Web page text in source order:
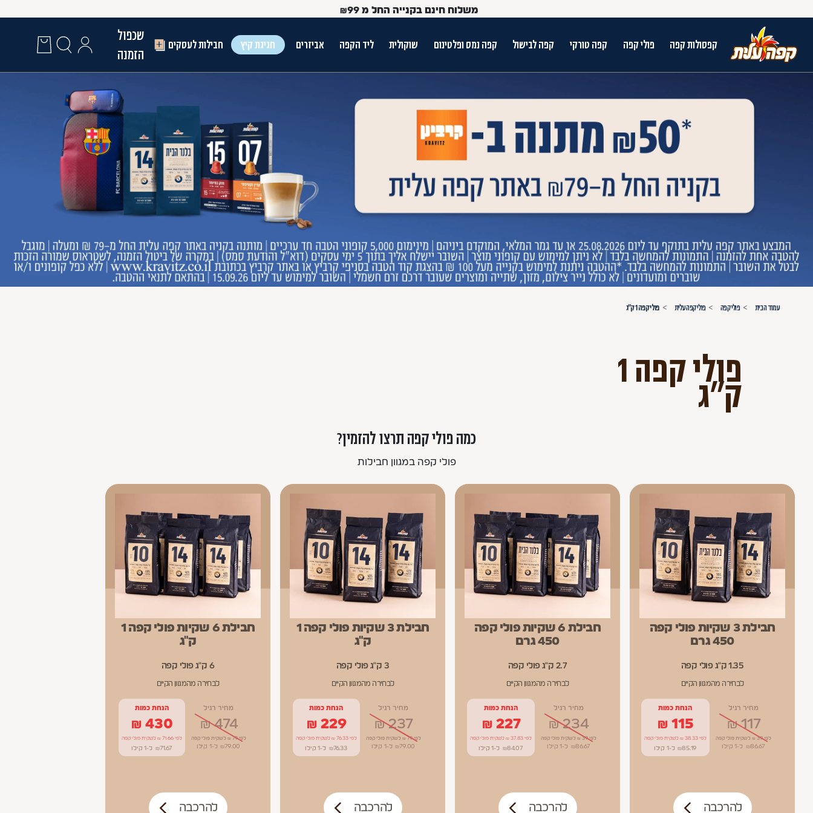
משלוח חינם בקנייה החל מ ₪99
קפסולות קפה פולי קפה קפה טורקי קפה לבישול קפה נמס ופלטינום שוקולית ליד הקפה אביזרים חגיגת קיץ חבילות לעסקים
שכפול
הזמנה
עמוד הבית פולי קפה פולי קפה עלית פולי קפה 1 ק"ג
פולי קפה 1 ק"ג
כמה פולי קפה תרצו להזמין?
פולי קפה במגוון חבילות
חבילת 6 שקיות פולי קפה 1
ק"ג
6 ק"ג פולי קפה
לבחירה מהמגוון הקיים
מחיר רגיל
474
₪
לפי 79 ₪ לשקית פולי קפה
79.00
₪ ל-1 קילו
הנחת כמות
430
₪
לפי 71.66 ₪ לשקית פולי קפה
71.67
₪ ל-1 קילו
להרכבה
חבילת 3 שקיות פולי קפה 1
ק"ג
3 ק"ג פולי קפה
לבחירה מהמגוון הקיים
מחיר רגיל
237
₪
לפי 79 ₪ לשקית פולי קפה
79.00
₪ ל-1 קילו
הנחת כמות
229
₪
לפי 76.33 ₪ לשקית פולי קפה
76.33
₪ ל-1 קילו
להרכבה
חבילת 6 שקיות פולי קפה
450 גרם
2.7 ק"ג פולי קפה
לבחירה מהמגוון הקיים
מחיר רגיל
234
₪
לפי 39 ₪ לשקית פולי קפה
86.67
₪ ל-1 קילו
הנחת כמות
227
₪
לפי 37.83 ₪ לשקית פולי קפה
84.07
₪ ל-1 קילו
להרכבה
חבילת 3 שקיות פולי קפה
450 גרם
1.35 ק"ג פולי קפה
לבחירה מהמגוון הקיים
מחיר רגיל
117
₪
לפי 39 ₪ לשקית פולי קפה
86.67
₪ ל-1 קילו
הנחת כמות
115
₪
לפי 38.33 ₪ לשקית פולי קפה
85.19
₪ ל-1 קילו
להרכבה